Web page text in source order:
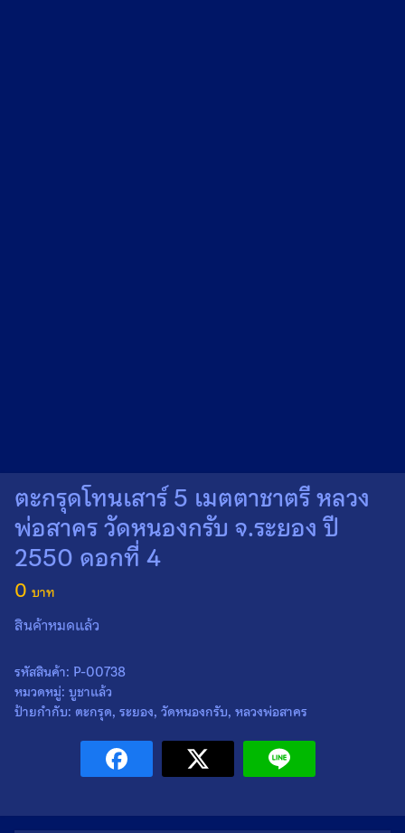
ตะกรุดโทนเสาร์ 5 เมตตาชาตรี หลวง
พ่อสาคร วัดหนองกรับ จ.ระยอง ปี
2550 ดอกที่ 4
0
สินค้าหมดแล้ว
รหัสสินค้า: P-00738
หมวดหมู่: บูชาแล้ว
ป้ายกำกับ: ตะกรุด, ระยอง, วัดหนองกรับ, หลวงพ่อสาคร